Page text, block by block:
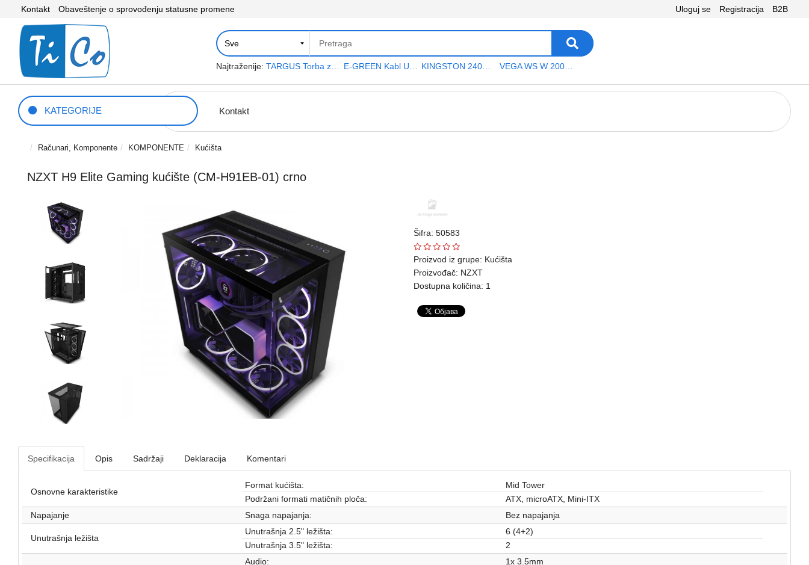
Kontakt Obaveštenje o sprovođenju statusne promene Uloguj se Registracija B2B
Najtraženije: TARGUS Torba za notebook 15.6" TAR300 VEGA WS W 200 platno
KATEGORIJE Kontakt
Računari, Komponente KOMPONENTE Kućišta
NZXT H9 Elite Gaming kućište (CM-H91EB-01) crno
Šifra: 50583
Proizvod iz grupe: Kućišta
Proizvođač: NZXT
Dostupna količina: 1
Specifikacija Opis Sadržaji Deklaracija Komentari
Osnovne karakteristike
Format kućišta:
Mid Tower
Podržani formati matičnih ploča:
ATX, microATX, Mini-ITX
Napajanje
Snaga napajanja: Bez napajanja
Unutrašnja ležišta
Unutrašnja 2.5" ležišta:
6 (4+2)
Unutrašnja 3.5" ležišta:
2
Audio:
1x 3.5mm